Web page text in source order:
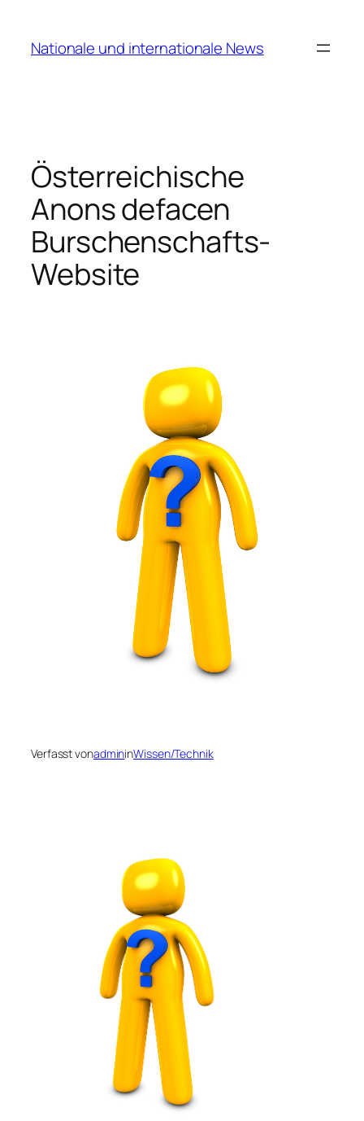
springen
Nationale und internationale News
Österreichische
Anons defacen
Burschenschafts-
Website
Verfasst vonadmininWissen/Technik